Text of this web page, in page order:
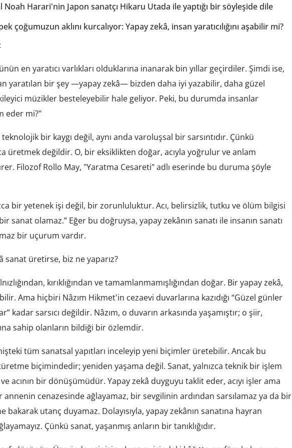
Noah Harari'nin Japon sanatçı Hikaru Utada ile yaptığı bir söyleşide dile
çoğumuzun aklını kurcalıyor: Yapay zekâ, insan yaratıcılığını aşabilir mi?
en yaratıcı varlıkları olduklarına inanarak bin yıllar geçirdiler. Şimdi ise,
yaratılan bir şey —yapay zekâ— bizden daha iyi yazabilir, daha güzel
müzikler besteleyebilir hale geliyor. Peki, bu durumda insanlar
eder mi?"
bir kaygı değil, aynı anda varoluşsal bir sarsıntıdır. Çünkü
üretmek değildir. O, bir eksiklikten doğar, acıyla yoğrulur ve anlam
Filozof Rollo May, "Yaratma Cesareti" adlı eserinde bu duruma şöyle
bir yetenek işi değil, bir zorunluluktur. Acı, belirsizlik, tutku ve ölüm bilgisi
sanat olamaz.” Eğer bu doğruysa, yapay zekânın sanatı ile insanın sanatı
bir uçurum vardır.
sanat üretirse, biz ne yaparız?
kırıklığından ve tamamlanmamışlığından doğar. Bir yapay zekâ,
Ama hiçbiri Nâzım Hikmet'in cezaevi duvarlarına kazıdığı “Güzel günler
kadar sarsıcı değildir. Nâzım, o duvarın arkasında yaşamıştır; o şiir,
sahip olanların bildiği bir özlemdir.
tüm sanatsal yapıtları inceleyip yeni biçimler üretebilir. Ancak bu
biçimindedir; yeniden yaşama değil. Sanat, yalnızca teknik bir işlem
acının bir dönüşümüdür. Yapay zekâ duyguyu taklit eder, acıyı işler ama
annenin cenazesinde ağlayamaz, bir sevgilinin ardından sarsılamaz ya da bir
bakarak utanç duyamaz. Dolayısıyla, yapay zekânın sanatına hayran
Çünkü sanat, yaşanmış anların bir tanıklığıdır.